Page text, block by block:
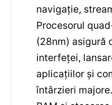
navigație,
Procesorul
(28nm) asigură
interfeței,
aplicațiilor și
întârzieri